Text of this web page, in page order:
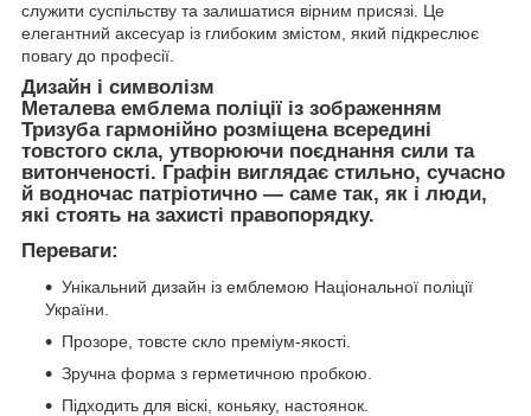
служити суспільству та залишатися вірним присязі. Це
елегантний аксесуар із глибоким змістом, який підкреслює
повагу до професії.
Дизайн і символізм
Металева емблема поліції із зображенням
Тризуба гармонійно розміщена всередині
товстого скла, утворюючи поєднання сили та
витонченості. Графін виглядає стильно, сучасно
й водночас патріотично — саме так, як і люди,
які стоять на захисті правопорядку.
Переваги:
Унікальний дизайн із емблемою Національної поліції
України.
Прозоре, товсте скло преміум-якості.
Зручна форма з герметичною пробкою.
Підходить для віскі, коньяку, настоянок.